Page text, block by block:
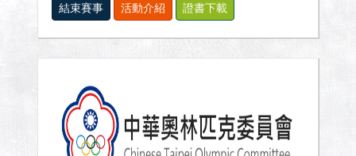
結束賽事 活動介紹 證書下載